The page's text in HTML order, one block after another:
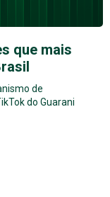
que mais
de
do Guarani